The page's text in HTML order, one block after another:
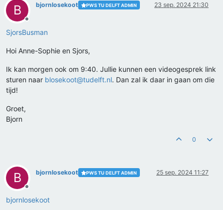
B
Offline
bjornlosekoot PWS TU DELFT ADMIN 23 sep. 2024 21:30
SjorsBusman
Hoi Anne-Sophie en Sjors,
Ik kan morgen ook om 9:40. Jullie kunnen een videogesprek link
sturen naar blosekoot@tudelft.nl. Dan zal ik daar in gaan om die
tijd!
Groet,
Bjorn
0
B
Offline
bjornlosekoot PWS TU DELFT ADMIN 25 sep. 2024 11:27
bjornlosekoot